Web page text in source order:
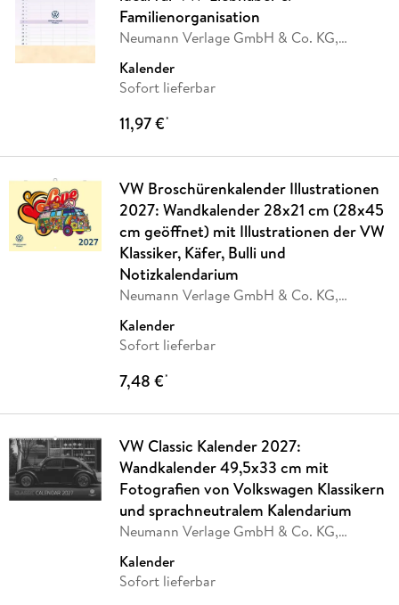
Familienorganisation
Neumann Verlage GmbH & Co. KG,
Kalender
Sofort lieferbar
11,97 €*
VW Broschürenkalender Illustrationen
2027: Wandkalender 28x21 cm (28x45
cm geöffnet) mit Illustrationen der VW
Klassiker, Käfer, Bulli und
Notizkalendarium
Neumann Verlage GmbH & Co. KG,
Kalender
Sofort lieferbar
7,48 €*
VW Classic Kalender 2027:
Wandkalender 49,5x33 cm mit
Fotografien von Volkswagen Klassikern
und sprachneutralem Kalendarium
Neumann Verlage GmbH & Co. KG,
Kalender
Sofort lieferbar